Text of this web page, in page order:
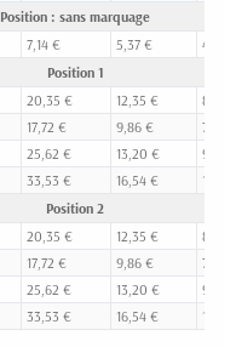
Position : sans marquage
7,14 € 5,37 €
4,73
Position 1
20,35 € 12,35 €
8,73
17,72 € 9,86 €
7,17 €
25,62 € 13,20 €
9,01
33,53 € 16,54 €
Position 2
20,35 € 12,35 €
8,73
17,72 € 9,86 €
7,17 €
25,62 € 13,20 €
9,01
33,53 € 16,54 €